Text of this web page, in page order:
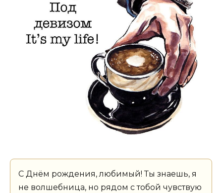
С Днём рождения, любимый! Ты знаешь, я
не волшебница, но рядом с тобой чувствую